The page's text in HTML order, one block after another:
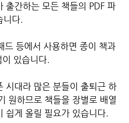
출간하는 모든 책들의 PDF 파
다.
드 등에서 사용하면 종이 책과
있습니다.
시대라 많은 분들이 출퇴근 하
원하므로 책들을 장별로 배열
쉽게 올릴 필요가 있습니다.